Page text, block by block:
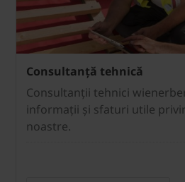
Consultanță tehnică
Consultanții tehnici
informații și sfaturi utile
noastre.